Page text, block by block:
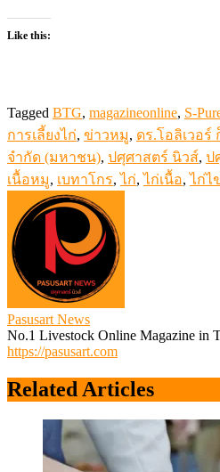
Like this:
Tagged BTG, magazineonline, S-
การเลี้ยงไก่, ข่าวหมู, ดร.โอลิเวอร์
จำกัด (มหาชน), ปศุศาสตร์ นิวส์, ป
เนื้อหมู, เบทาโกร,ไก่,ไก่เนื้อ,ไก่ไ
Pasusart News
No.1 Livestock Online Magazine in
https://pasusart.com
Related Articles